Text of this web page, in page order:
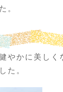
。
やかに美し
た。